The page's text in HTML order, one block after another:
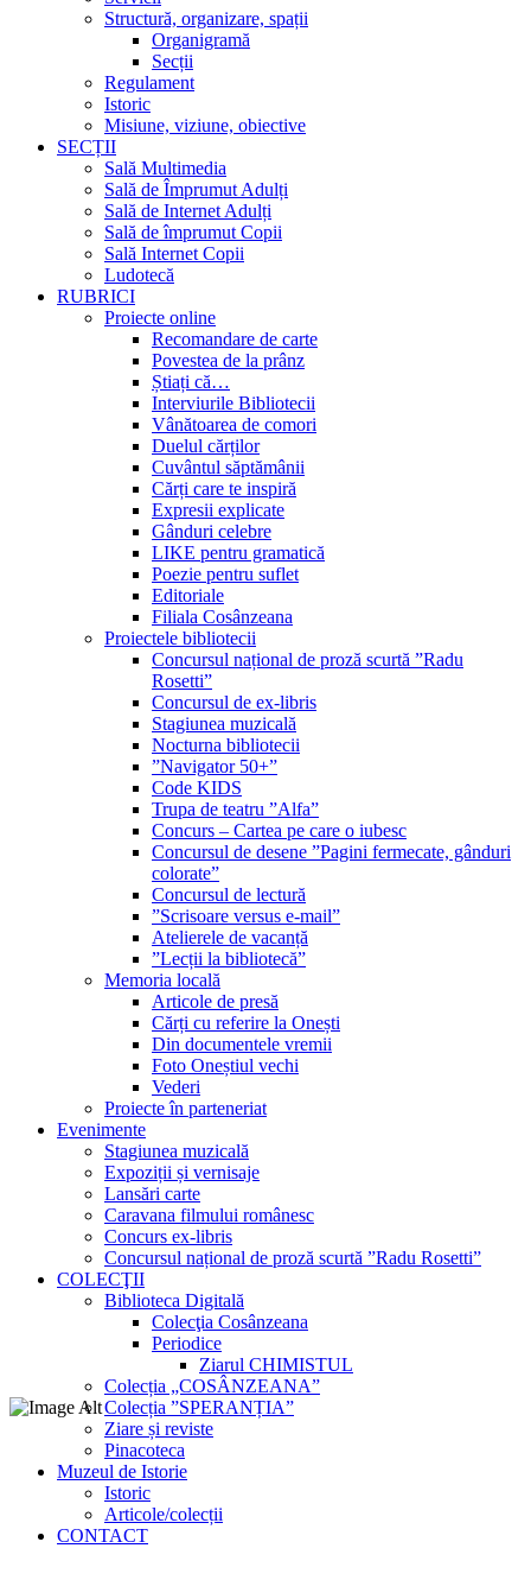
Structură, organizare, spații
Organigramă
Secții
Regulament
Istoric
Misiune, viziune, obiective
SECȚII
Sală Multimedia
Sală de Împrumut Adulți
Sală de Internet Adulți
Sală de împrumut Copii
Sală Internet Copii
Ludotecă
RUBRICI
Proiecte online
Recomandare de carte
Povestea de la prânz
Știați că…
Interviurile Bibliotecii
Vânătoarea de comori
Duelul cărților
Cuvântul săptămânii
Cărți care te inspiră
Expresii explicate
Gânduri celebre
LIKE pentru gramatică
Poezie pentru suflet
Editoriale
Filiala Cosânzeana
Proiectele bibliotecii
Concursul național de proză scurtă ”Radu
Rosetti”
Concursul de ex-libris
Stagiunea muzicală
Nocturna bibliotecii
”Navigator 50+”
Code KIDS
Trupa de teatru ”Alfa”
Concurs – Cartea pe care o iubesc
Concursul de desene ”Pagini fermecate, gânduri
colorate”
Concursul de lectură
”Scrisoare versus e-mail”
Atelierele de vacanță
”Lecții la bibliotecă”
Memoria locală
Articole de presă
Cărți cu referire la Onești
Din documentele vremii
Foto Oneștiul vechi
Vederi
Proiecte în parteneriat
Evenimente
Stagiunea muzicală
Expoziții și vernisaje
Lansări carte
Caravana filmului românesc
Concurs ex-libris
Concursul național de proză scurtă ”Radu Rosetti”
COLECŢII
Biblioteca Digitală
Colecţia Cosânzeana
Periodice
Ziarul CHIMISTUL
Colecția „COSÂNZEANA”
Colecția ”SPERANȚIA”
Ziare și reviste
Pinacoteca
Muzeul de Istorie
Istoric
Articole/colecții
CONTACT